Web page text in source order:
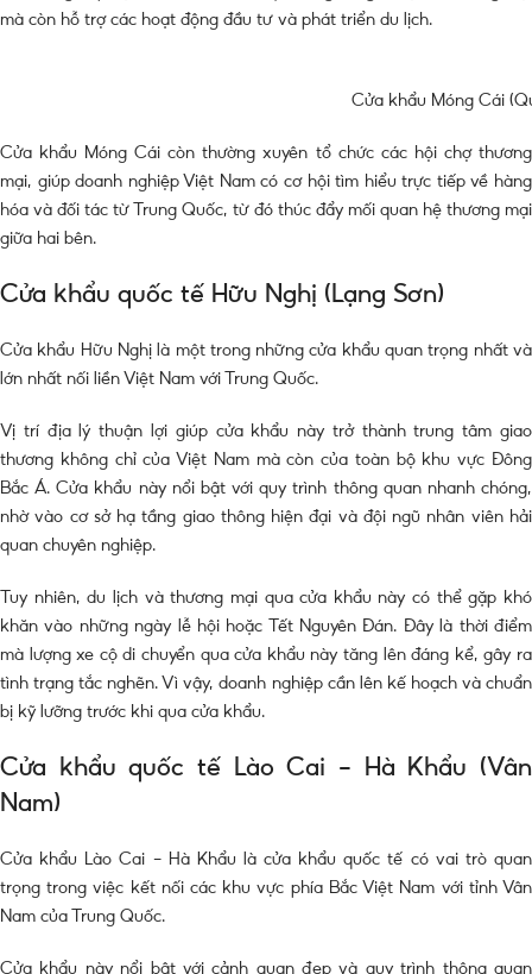
mà còn hỗ trợ các hoạt động đầu tư và phát triển du lịch.
Cửa khẩu Móng Cái
Cửa khẩu Móng Cái còn thường xuyên tổ chức các hội chợ thương
mại, giúp doanh nghiệp Việt Nam có cơ hội tìm hiểu trực tiếp về hàng
hóa và đối tác từ Trung Quốc, từ đó thúc đẩy mối quan hệ thương mại
giữa hai bên.
Cửa khẩu quốc tế Hữu Nghị (Lạng Sơn)
Cửa khẩu Hữu Nghị là một trong những cửa khẩu quan trọng nhất và
lớn nhất nối liền Việt Nam với Trung Quốc.
Vị trí địa lý thuận lợi giúp cửa khẩu này trở thành trung tâm giao
thương không chỉ của Việt Nam mà còn của toàn bộ khu vực Đông
Bắc Á. Cửa khẩu này nổi bật với quy trình thông quan nhanh chóng,
nhờ vào cơ sở hạ tầng giao thông hiện đại và đội ngũ nhân viên hải
quan chuyên nghiệp.
Tuy nhiên, du lịch và thương mại qua cửa khẩu này có thể gặp khó
khăn vào những ngày lễ hội hoặc Tết Nguyên Đán. Đây là thời điểm
mà lượng xe cộ di chuyển qua cửa khẩu này tăng lên đáng kể, gây ra
tình trạng tắc nghẽn. Vì vậy, doanh nghiệp cần lên kế hoạch và chuẩn
bị kỹ lưỡng trước khi qua cửa khẩu.
Cửa khẩu quốc tế Lào Cai – Hà Khẩu (Vân
Nam)
Cửa khẩu Lào Cai – Hà Khẩu là cửa khẩu quốc tế có vai trò quan
trọng trong việc kết nối các khu vực phía Bắc Việt Nam với tỉnh Vân
Nam của Trung Quốc.
Cửa khẩu này nổi bật với cảnh quan đẹp và quy trình thông quan